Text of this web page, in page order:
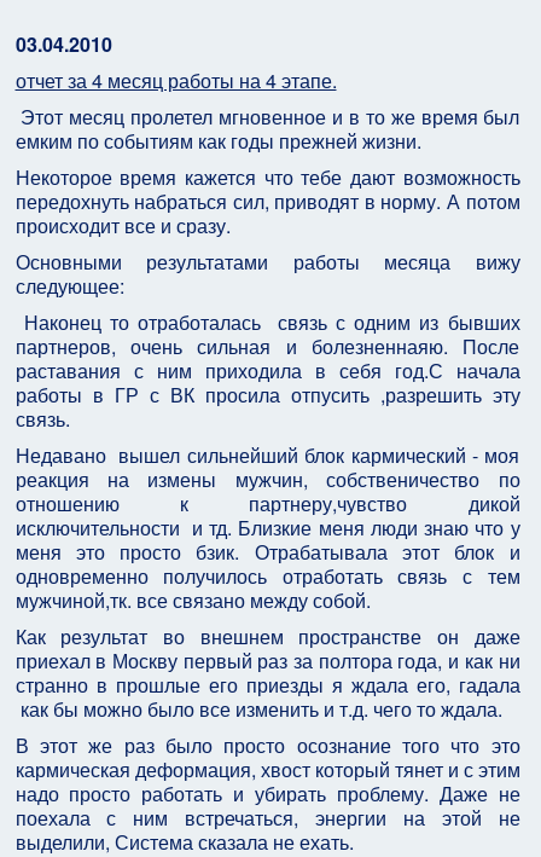
03.04.2010
отчет за 4 месяц работы на 4 этапе.
Этот месяц пролетел мгновенное и в то же время был
емким по событиям как годы прежней жизни.
Некоторое время кажется что тебе дают возможность
передохнуть набраться сил, приводят в норму. А потом
происходит все и сразу.
Основными результатами работы месяца вижу
следующее:
Наконец то отработалась связь с одним из бывших
партнеров, очень сильная и болезненнаяю. После
раставания с ним приходила в себя год.С начала
работы в ГР с ВК просила отпусить ,разрешить эту
связь.
Недавано вышел сильнейший блок кармический - моя
реакция на измены мужчин, собственичество по
отношению к партнеру,чувство дикой
исключительности и тд. Близкие меня люди знаю что у
меня это просто бзик. Отрабатывала этот блок и
одновременно получилось отработать связь с тем
мужчиной,тк. все связано между собой.
Как результат во внешнем пространстве он даже
приехал в Москву первый раз за полтора года, и как ни
странно в прошлые его приезды я ждала его, гадала
как бы можно было все изменить и т.д. чего то ждала.
В этот же раз было просто осознание того что это
кармическая деформация, хвост который тянет и с этим
надо просто работать и убирать проблему. Даже не
поехала с ним встречаться, энергии на этой не
выделили, Система сказала не ехать.